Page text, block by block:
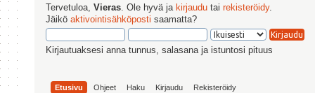
Tervetuloa,Vieras . Ole hyvä ja kirjaudu tairekisteröidy.
Jäiköaktivointisähköposti saamatta?
Kirjautuaksesi anna tunnus, salasana ja istuntosi pituus
Etusivu Ohjeet Haku Kirjaudu Rekisteröidy